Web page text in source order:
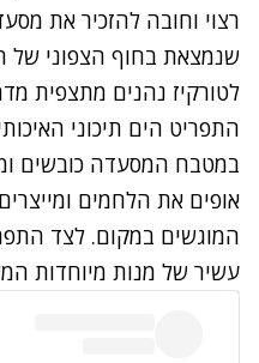
רצוי וחובה להזכיר את
שנמצאת בחוף הצפוני של
לטורקיז נהנים מתצפית
התפריט הים תיכוני
במטבח המסעדה כובשים
אופים את הלחמים
המוגשים במקום. לצד
עשיר של מנות מיוחדות